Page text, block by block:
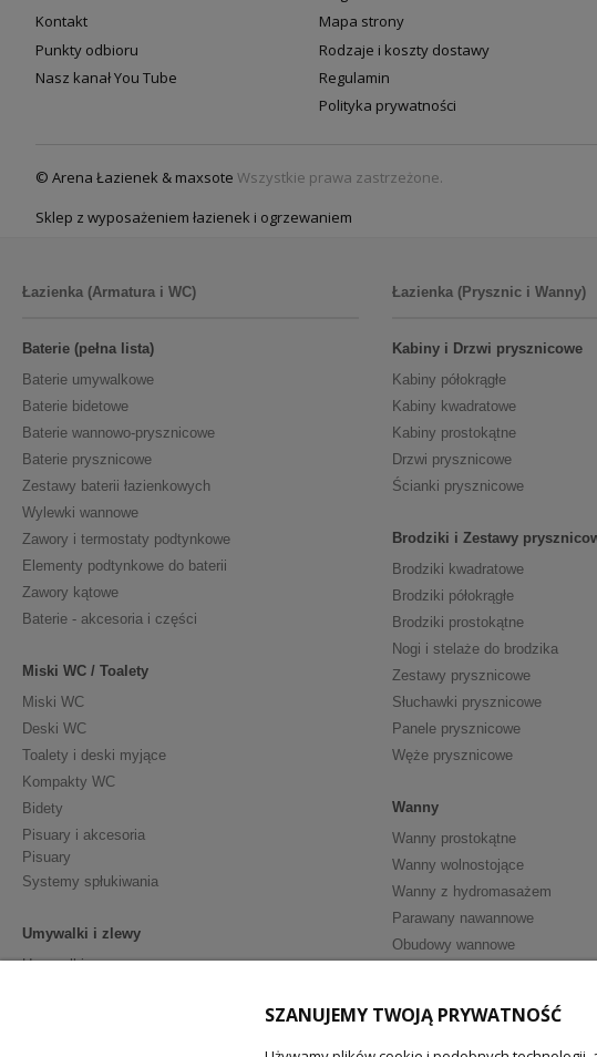
Kontakt
Punkty odbioru
Nasz kanał You Tube
Mapa strony
Rodzaje i koszty dostawy
Regulamin
Polityka prywatności
© Arena Łazienek & maxsote Wszystkie prawa zastrzeżone.
Sklep z wyposażeniem łazienek i ogrzewaniem
Łazienka (Armatura i WC)
Baterie (pełna lista)
Baterie umywalkowe
Baterie bidetowe
Baterie wannowo-prysznicowe
Baterie prysznicowe
Zestawy baterii łazienkowych
Wylewki wannowe
Zawory i termostaty podtynkowe
Elementy podtynkowe do baterii
Zawory kątowe
Baterie - akcesoria i części
Miski WC / Toalety
Miski WC
Deski WC
Toalety i deski myjące
Kompakty WC
Bidety
Pisuary i akcesoria
Pisuary
Systemy spłukiwania
Umywalki i zlewy
Umywalki
Łazienka (Prysznic i Wanny)
Kabiny i Drzwi prysznicowe
Kabiny półokrągłe
Kabiny kwadratowe
Kabiny prostokątne
Drzwi prysznicowe
Ścianki prysznicowe
Brodziki i Zestawy
Brodziki kwadratowe
Brodziki półokrągłe
Brodziki prostokątne
Nogi i stelaże do brodzika
Zestawy prysznicowe
Słuchawki prysznicowe
Panele prysznicowe
Węże prysznicowe
Wanny
Wanny prostokątne
Wanny wolnostojące
Wanny z hydromasażem
Parawany nawannowe
Obudowy wannowe
Szafki podumywalkowe
SZANUJEMY TWOJĄ PRYWATNOŚĆ